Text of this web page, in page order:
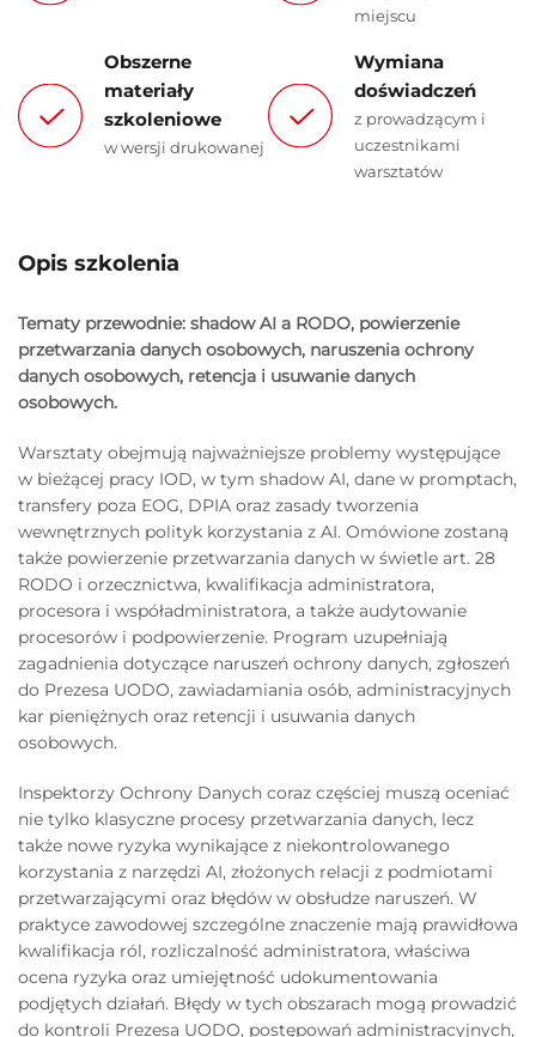
miejscu
Obszerne
materiały
szkoleniowe
w wersji drukowanej
Wymiana
doświadczeń
z prowadzącym i
uczestnikami
warsztatów
Opis szkolenia
Tematy przewodnie: shadow AI a RODO, powierzenie
przetwarzania danych osobowych, naruszenia ochrony
danych osobowych, retencja i usuwanie danych
osobowych.
Warsztaty obejmują najważniejsze problemy występujące
w bieżącej pracy IOD, w tym shadow AI, dane w promptach,
transfery poza EOG, DPIA oraz zasady tworzenia
wewnętrznych polityk korzystania z AI. Omówione zostaną
także powierzenie przetwarzania danych w świetle art. 28
RODO i orzecznictwa, kwalifikacja administratora,
procesora i współadministratora, a także audytowanie
procesorów i podpowierzenie. Program uzupełniają
zagadnienia dotyczące naruszeń ochrony danych, zgłoszeń
do Prezesa UODO, zawiadamiania osób, administracyjnych
kar pieniężnych oraz retencji i usuwania danych
osobowych.
Inspektorzy Ochrony Danych coraz częściej muszą oceniać
nie tylko klasyczne procesy przetwarzania danych, lecz
także nowe ryzyka wynikające z niekontrolowanego
korzystania z narzędzi AI, złożonych relacji z podmiotami
przetwarzającymi oraz błędów w obsłudze naruszeń. W
praktyce zawodowej szczególne znaczenie mają prawidłowa
kwalifikacja ról, rozliczalność administratora, właściwa
ocena ryzyka oraz umiejętność udokumentowania
podjętych działań. Błędy w tych obszarach mogą prowadzić
do kontroli Prezesa UODO, postępowań administracyjnych,